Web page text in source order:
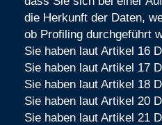
die Herkunft der Daten,
ob Profiling durchgeführt
Sie haben laut Artikel 16
Sie haben laut Artikel 17
Sie haben laut Artikel 18
Sie haben laut Artikel 20
Sie haben laut Artikel 21